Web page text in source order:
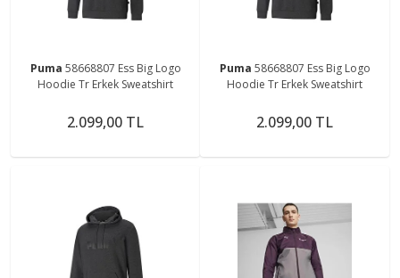
Puma 58668807 Ess Big Logo
Hoodie Tr Erkek Sweatshirt
2.099,00 TL
Puma 58668807 Ess Big Logo
Hoodie Tr Erkek Sweatshirt
2.099,00 TL